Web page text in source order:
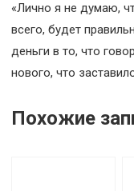
«Лично я не думаю,
всего, будет
деньги в то, что
нового, что
Похожие